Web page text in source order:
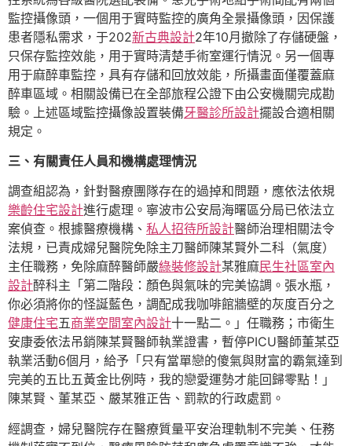
監控攝像頭，一個用于實時監控的廣角全景攝像頭，因保護
患者隱私需求，于202新古典設計2年10月撤除了存儲硬盤，
只保存監控效能，用于實時清楚手術室運行情況。另一個專
用于麻醉車監控，具有存儲和回放效能，所攝畫面僅覆蓋麻
醉車區域。相關設備已在全部旅程公證下由公安機關完成勘
驗。上述區域監控攝像設置裝備牙醫診所設計擺設合適相關
規定。
三、有關責任人員和機構處理情況
調查組認為，針對醫療團隊存在的過掉和問題，應依法依規
樂齡住宅設計進行處理。寧波市公安局海曙區分局已依法立
案偵查。根據醫療機構、 私人招待所設計醫師治理相關法令
法規，已責成婦兒醫院免除主刀醫師陳某賢外二科（氣度）
主任職務，免除麻醉醫師嚴綠裝修設計某雅麻民生社區室內
設計醉科主「第二階段：顏色與氣味的完美協調。張水瓶，
你必須將你的怪誕藍色，調配成我咖啡館牆壁的灰度百分之
健康住宅五商業空間室內設計十一點二。」任職務；市衛生
安康委依法吊銷陳某賢醫師執業證書，暫停PICU醫師董某亞
執業活動6個月，給予「只有當單戀的傻氣與財富的霸氣達到
完美的五比五黃金比例時，我的戀愛運勢才能回歸零點！」
陳某賢、董某亞、嚴某雅正告、罰款的行政處罰。
經調查，婦兒醫院存在醫療質量平安治理軌制不完美、任務